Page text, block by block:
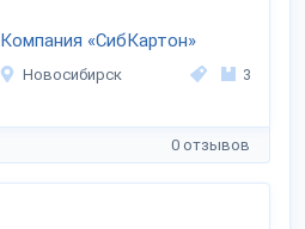
Компания «СибКартон»
Новосибирск 3
0 отзывов